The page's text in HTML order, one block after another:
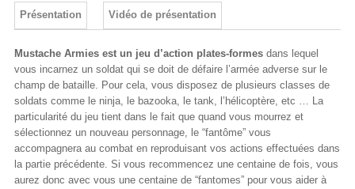
Présentation Vidéo de présentation
Mustache Armies est un jeu d’action plates-formesdans lequel
vous incarnez un soldat qui se doit de défaire l’armée adverse sur le
champ de bataille. Pour cela, vous disposez de plusieurs classes de
soldats comme le ninja, le bazooka, le tank, l’hélicoptère, etc … La
particularité du jeu tient dans le fait que quand vous mourrez et
sélectionnez un nouveau personnage, le “fantôme” vous
accompagnera au combat en reproduisant vos actions effectuées dans
la partie précédente. Si vous recommencez une centaine de fois, vous
aurez donc avec vous une centaine de “fantomes” pour vous aider à